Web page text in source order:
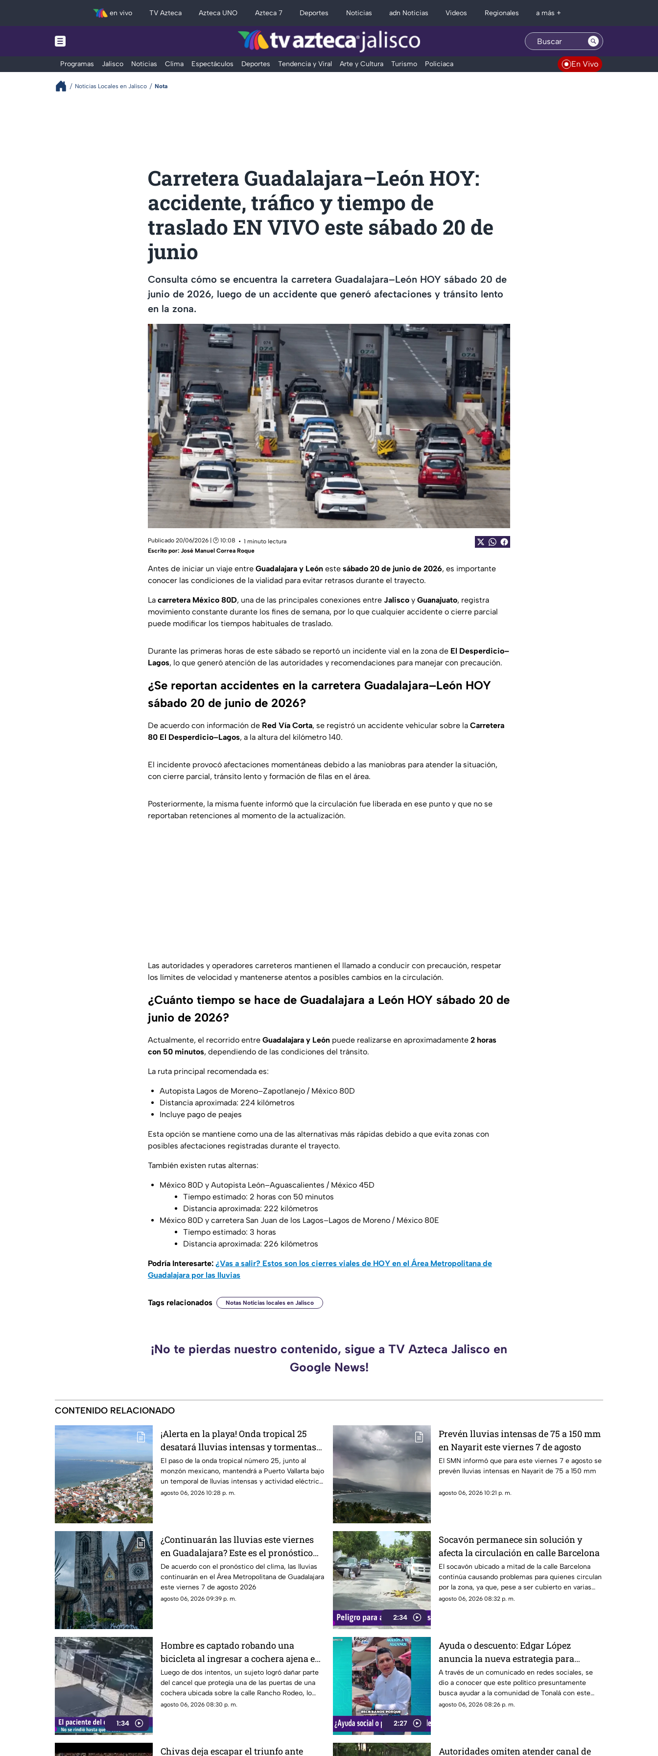
en vivo TV Azteca Azteca UNO Azteca 7 Deportes Noticias adn Noticias Videos Regionales a más +
Programas Jalisco Noticias Clima Espectáculos Deportes Tendencia y Viral Arte y Cultura Turismo Policiaca En Vivo
Noticias Locales en Jalisco Nota
Carretera Guadalajara–León HOY:
accidente, tráfico y tiempo de
traslado EN VIVO este sábado 20 de
junio
Consulta cómo se encuentra la carretera Guadalajara–León HOY sábado 20 de
junio de 2026, luego de un accidente que generó afectaciones y tránsito lento
en la zona.
Publicado 20/06/2026 | 🕑 10:08
1 minuto lectura
Escrito por: José Manuel Correa Roque
Antes de iniciar un viaje entre Guadalajara y León este sábado 20 de junio de 2026, es importante
conocer las condiciones de la vialidad para evitar retrasos durante el trayecto.
La carretera México 80D, una de las principales conexiones entre Jalisco y Guanajuato, registra
movimiento constante durante los fines de semana, por lo que cualquier accidente o cierre parcial
puede modificar los tiempos habituales de traslado.
Durante las primeras horas de este sábado se reportó un incidente vial en la zona de El Desperdicio–
Lagos, lo que generó atención de las autoridades y recomendaciones para manejar con precaución.
¿Se reportan accidentes en la carretera Guadalajara–León HOY
sábado 20 de junio de 2026?
De acuerdo con información de Red Vía Corta, se registró un accidente vehicular sobre la Carretera
80 El Desperdicio–Lagos, a la altura del kilómetro 140.
El incidente provocó afectaciones momentáneas debido a las maniobras para atender la situación,
con cierre parcial, tránsito lento y formación de filas en el área.
Posteriormente, la misma fuente informó que la circulación fue liberada en ese punto y que no se
reportaban retenciones al momento de la actualización.
Las autoridades y operadores carreteros mantienen el llamado a conducir con precaución, respetar
los límites de velocidad y mantenerse atentos a posibles cambios en la circulación.
¿Cuánto tiempo se hace de Guadalajara a León HOY sábado 20 de
junio de 2026?
Actualmente, el recorrido entre Guadalajara y León puede realizarse en aproximadamente 2 horas
con 50 minutos, dependiendo de las condiciones del tránsito.
La ruta principal recomendada es:
Autopista Lagos de Moreno–Zapotlanejo / México 80D
Distancia aproximada: 224 kilómetros
Incluye pago de peajes
Esta opción se mantiene como una de las alternativas más rápidas debido a que evita zonas con
posibles afectaciones registradas durante el trayecto.
También existen rutas alternas:
México 80D y Autopista León–Aguascalientes / México 45D
Tiempo estimado: 2 horas con 50 minutos
Distancia aproximada: 222 kilómetros
México 80D y carretera San Juan de los Lagos–Lagos de Moreno / México 80E
Tiempo estimado: 3 horas
Distancia aproximada: 226 kilómetros
Podría Interesarte: ¿Vas a salir? Estos son los cierres viales de HOY en el Área Metropolitana de
Guadalajara por las lluvias
Tags relacionados Notas Noticias locales en Jalisco
¡No te pierdas nuestro contenido, sigue a TV Azteca Jalisco en
Google News!
CONTENIDO RELACIONADO
¡Alerta en la playa! Onda tropical 25
desatará lluvias intensas y tormentas
en Puerto Vallarta
El paso de la onda tropical número 25, junto al
monzón mexicano, mantendrá a Puerto Vallarta bajo
un temporal de lluvias intensas y actividad eléctrica
durante la tarde
agosto 06, 2026 10:28 p. m.
Prevén lluvias intensas de 75 a 150 mm
en Nayarit este viernes 7 de agosto
El SMN informó que para este viernes 7 e agosto se
prevén lluvias intensas en Nayarit de 75 a 150 mm
agosto 06, 2026 10:21 p. m.
¿Continuarán las lluvias este viernes
en Guadalajara? Este es el pronóstico
del clima hoy 7 de agosto
De acuerdo con el pronóstico del clima, las lluvias
continuarán en el Área Metropolitana de Guadalajara
este viernes 7 de agosto 2026
agosto 06, 2026 09:39 p. m.
2:34
Socavón permanece sin solución y
afecta la circulación en calle Barcelona
El socavón ubicado a mitad de la calle Barcelona
continúa causando problemas para quienes circulan
por la zona, ya que, pese a ser cubierto en varias
ocasiones, vuelve a aparecer con el paso del
agosto 06, 2026 08:32 p. m.
1:34
Hombre es captado robando una
bicicleta al ingresar a cochera ajena en
calle Rancho Rodeo
Luego de dos intentos, un sujeto logró dañar parte
del cancel que protegía una de las puertas de una
cochera ubicada sobre la calle Rancho Rodeo, lo
que le permitió ingresar al inmueble.
agosto 06, 2026 08:30 p. m.
2:27
Ayuda o descuento: Edgar López
anuncia la nueva estrategia para
ayudar algunas familias
A través de un comunicado en redes sociales, se
dio a conocer que este político presuntamente
busca ayudar a la comunidad de Tonalá con este
descuento.
agosto 06, 2026 08:26 p. m.
Chivas deja escapar el triunfo ante Autoridades omiten atender canal de